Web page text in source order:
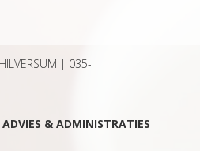
| 035-
& ADMINISTRATIES